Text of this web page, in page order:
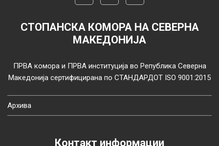
СТОПАНСКА КОМОРА НА СЕВЕРНА
МАКЕДОНИЈА
ПРВА комора и ПРВА институција во Република Северна
Македонија сертифицирана по СТАНДАРДОТ ISO 9001:2015
Архива
Контакт информации